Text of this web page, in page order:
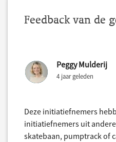
Feedback van de
Peggy Mulderij
4 jaar geleden
Deze initiatiefnemers
initiatiefnemers uit
skatebaan, pumptrack of